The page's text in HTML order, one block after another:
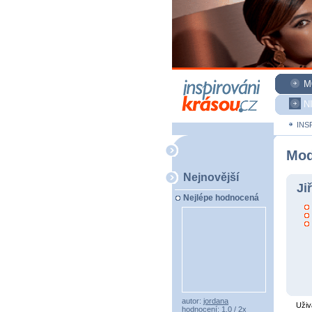
Nejnovější
Nejlépe hodnocená
autor: jordana
hodnocení: 1,0 / 2x